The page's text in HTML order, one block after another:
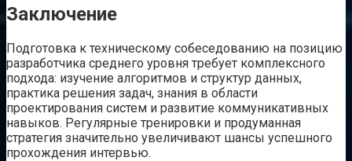
Заключение
Подготовка к техническому собеседованию на позицию
разработчика среднего уровня требует комплексного
подхода: изучение алгоритмов и структур данных,
практика решения задач, знания в области
проектирования систем и развитие коммуникативных
навыков. Регулярные тренировки и продуманная
стратегия значительно увеличивают шансы успешного
прохождения интервью.